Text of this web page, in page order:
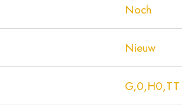
Noch
Nieuw
G,0,H0,TT